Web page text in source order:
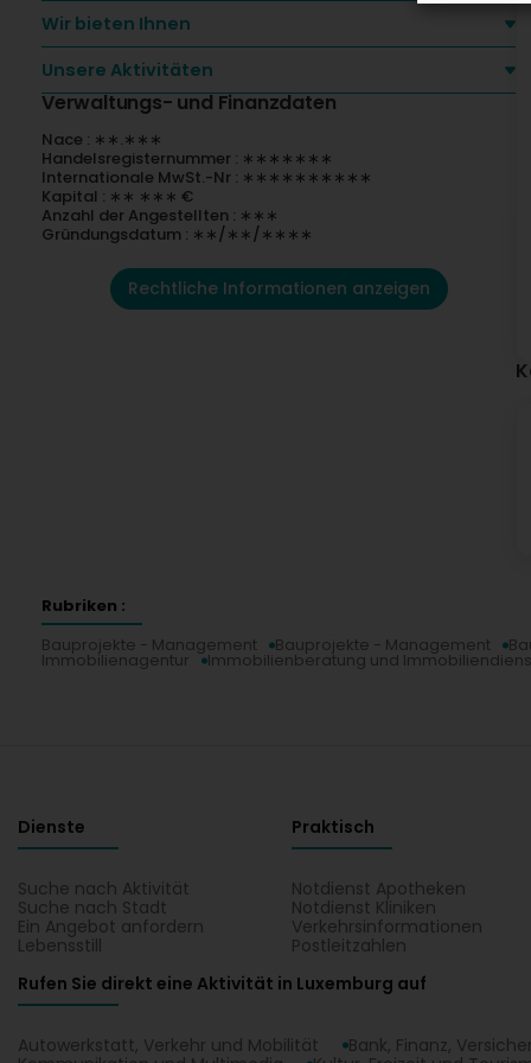
Wir bieten Ihnen
Unsere Aktivitäten
Verwaltungs- und Finanzdaten
Nace : ∗∗.∗∗∗
Handelsregisternummer : ∗∗∗∗∗∗∗
Internationale MwSt.-Nr : ∗∗∗∗∗∗∗∗∗∗
Kapital : ∗∗ ∗∗∗ €
Anzahl der Angestellten : ∗∗∗
Gründungsdatum : ∗∗/∗∗/∗∗∗∗
Rechtliche Informationen anzeigen
Rubriken :
Bauprojekte - Management
Bauprojekte - Management
Immobilienagentur Immobilienberatung und
Dienste
Suche nach Aktivität
Suche nach Stadt
Ein Angebot anfordern
Lebensstill
Praktisch
Notdienst Apotheken
Notdienst Kliniken
Verkehrsinformationen
Postleitzahlen
Rufen Sie direkt eine Aktivität in Luxemburg auf
Autowerkstatt, Verkehr und Mobilität Bank, Finanz,